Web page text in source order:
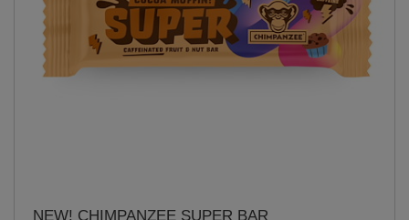
NEW! CHIMPANZEE SUPER BAR